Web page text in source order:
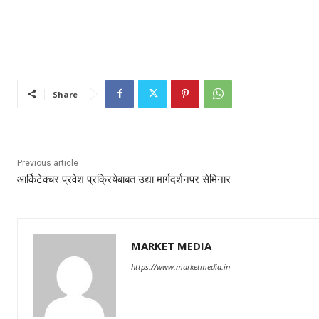
Share
Previous article
आर्किटेक्चर प्रवेश प्रक्रियेबाबत उद्या मार्गदर्शनपर सेमिनार
MARKET MEDIA
https://www.marketmedia.in